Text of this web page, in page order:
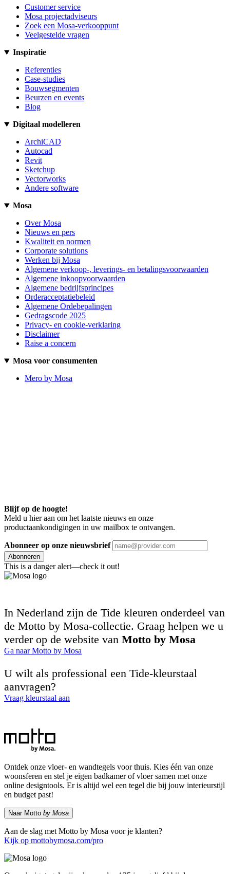
Customer service
Mosa projectadviseurs
Zoek een Mosa-verkooppunt
Veelgestelde vragen
Inspiratie
Referenties
Case-studies
Bouwsegmenten
Beurzen en events
Blog
Digitaal modelleren
ArchiCAD
Autocad
Revit
Sketchup
Vectorworks
Andere software
Mosa
Over Mosa
Nieuws en pers
Kwaliteit en normen
Corporate solutions
Werken bij Mosa
Algemene verkoop-, leverings- en betalingsvoorwaarden
Algemene inkoopvoorwaarden
Algemene bedrijfsprincipes
Orderacceptatiebeleid
Algemene Ordebepalingen
Gedragscode 2025
Privacy- en cookie-verklaring
Disclaimer
Raise a concern
Mosa voor consumenten
Mero by Mosa
Blijf op de hoogte!
Meld u hier aan om het laatste nieuws en onze
productaankondigingen in uw mailbox te ontvangen.
Abonneer op onze nieuwsbrief
Abonneren
This is a danger alert—check it out!
In Nederland zijn de Tide kleuren onderdeel van
de Motto by Mosa-collectie. Graag helpen we u
verder op de website van Motto by Mosa
Ga naar Motto by Mosa
U wilt als professional een Tide-kleurstaal
aanvragen?
Vraag kleurstaal aan
Ontdek onze vloer- en wandtegels voor thuis. Kies één van onze
woonsferen en stel je eigen badkamer of vloer samen met onze
online designtools. Er is altijd wel een tegel die bij jouw interieurstijl
en budget past!
Naar Motto by Mosa
Aan de slag met Motto by Mosa voor je klanten?
Kijk op mottobymosa.com/pro